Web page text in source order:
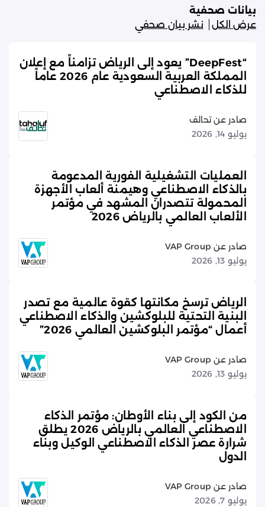
بيانات صحفية
عرض الكل
نشر بيان صحفي
“DeepFest” يعود إلى الرياض تزامناً مع إعلان
المملكة العربية السعودية عام 2026 عاماً
للذكاء الاصطناعي
صادر عن تحالف
يوليو 14, 2026
العمليات التشغيلية الفورية المدعومة
بالذكاء الاصطناعي وهيمنة ألعاب الأجهزة
المحمولة تتصدران المشهد في مؤتمر
الألعاب العالمي بالرياض 2026
صادر عن VAP Group
يوليو 13, 2026
الرياض ترسخ مكانتها كقوة عالمية مع تصدر
البنية التحتية للبلوكشين والذكاء الاصطناعي
أعمال “مؤتمر البلوكشين العالمي 2026”
صادر عن VAP Group
يوليو 13, 2026
من الكود إلى بناء الأوطان: مؤتمر الذكاء
الاصطناعي العالمي بالرياض 2026 يطلق
شرارة عصر الذكاء الاصطناعي الوكيل وبناء
الدول
صادر عن VAP Group
يوليو 7, 2026